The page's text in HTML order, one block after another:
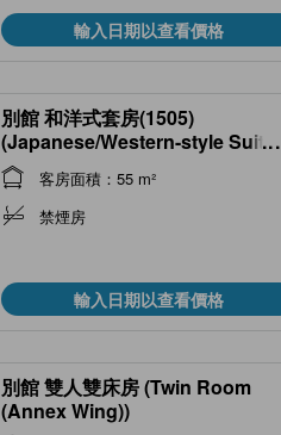
輸入日期以查看價格
別館 和洋式套房(1505)
(Japanese/Western-style Suite
(No. 1505, Annex) )
...
客房面積：55 m²
禁煙房
輸入日期以查看價格
別館 雙人雙床房 (Twin Room
(Annex Wing))